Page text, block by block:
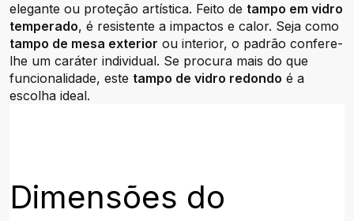
elegante ou proteção artística. Feito de tampo em vidro
temperado, é resistente a impactos e calor. Seja como
tampo de mesa exterior ou interior, o padrão confere-
lhe um caráter individual. Se procura mais do que
funcionalidade, este tampo de vidro redondo é a
escolha ideal.
Dimensões do